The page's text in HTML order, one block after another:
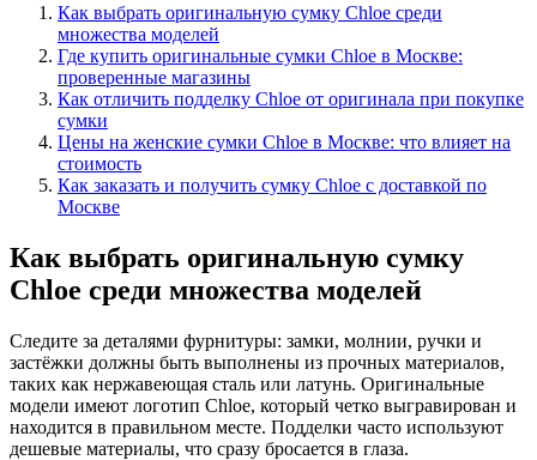
Как выбрать оригинальную сумку Chloe среди
множества моделей
Где купить оригинальные сумки Chloe в Москве:
проверенные магазины
Как отличить подделку Chloe от оригинала при покупке
сумки
Цены на женские сумки Chloe в Москве: что влияет на
стоимость
Как заказать и получить сумку Chloe с доставкой по
Москве
Как выбрать оригинальную сумку
Chloe среди множества моделей
Следите за деталями фурнитуры: замки, молнии, ручки и
застёжки должны быть выполнены из прочных материалов,
таких как нержавеющая сталь или латунь. Оригинальные
модели имеют логотип Chloe, который четко выгравирован и
находится в правильном месте. Подделки часто используют
дешевые материалы, что сразу бросается в глаза.